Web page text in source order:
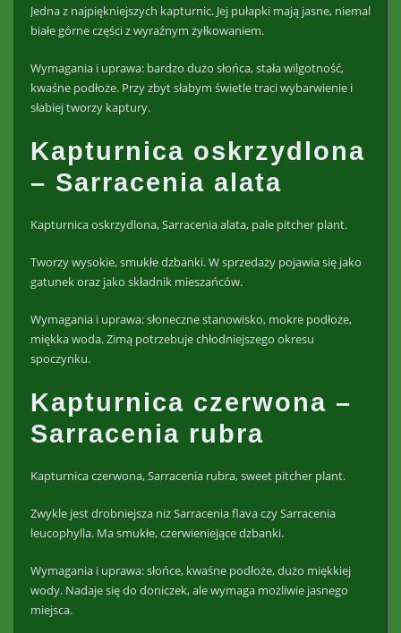
Jedna z najpiękniejszych kapturnic. Jej pułapki mają jasne, niemal
białe górne części z wyraźnym żyłkowaniem.
Wymagania i uprawa: bardzo dużo słońca, stała wilgotność,
kwaśne podłoże. Przy zbyt słabym świetle traci wybarwienie i
słabiej tworzy kaptury.
Kapturnica oskrzydlona
– Sarracenia alata
Kapturnica oskrzydlona, Sarracenia alata, pale pitcher plant.
Tworzy wysokie, smukłe dzbanki. W sprzedaży pojawia się jako
gatunek oraz jako składnik mieszańców.
Wymagania i uprawa: słoneczne stanowisko, mokre podłoże,
miękka woda. Zimą potrzebuje chłodniejszego okresu
spoczynku.
Kapturnica czerwona –
Sarracenia rubra
Kapturnica czerwona, Sarracenia rubra, sweet pitcher plant.
Zwykle jest drobniejsza niż Sarracenia flava czy Sarracenia
leucophylla. Ma smukłe, czerwieniejące dzbanki.
Wymagania i uprawa: słońce, kwaśne podłoże, dużo miękkiej
wody. Nadaje się do doniczek, ale wymaga możliwie jasnego
miejsca.